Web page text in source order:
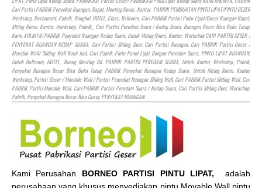
Cari Partisi PABRIK Penyekat Ruangan, Rapat, Meeting Room, Kantor, PABRIK PEMBUATAN PINTU LIPAT/PINTU GESER
Workshop, Restaurant, Pabrik, Bengkel,HOTEL, Class, Ballroom, Cari PABRIK Partisi Pintu Lipat/Geser Ruangan Rapat,
Miting Room, Kantor, Workshop, Pabrik,, Cari Partisi Peredam Suara / Kedap Suara, Ruangan Besar Bisa Buka Tutup,
Kami AHLINYA! PABRIK Penyekat Ruangan Kedap Suara, Untuk Miting Room, Kantor, Workshop CARI PARTISI GESER /
PENYEKAT RUANGAN KEDAP SUARA. Cari Partisi Sliding Door, Cari Partisi Ruangan, Cari PABRIK Partisi Geser /
Movable Wall/ Sliding Wall Kami Jual, Cari Pabrik Pintu Panel Lipat Dengan Peredam Suara, PINTU LIPAT RUANGAN,
Untuk Ballroom,HOTEL, Ruang Meeting Dll. PABRIK PARTISI PEREDAM SUARA, Untuk Kantor, Workshop, Pabrik,
Penyekat Ruangan Besar Bisa Buka Tutup, PABRIK Penyekat Ruangan Kedap Suara, Untuk Miting Room, Kantor,
Workshop, Partisi Geser / Movable Wall / Partisi Penyekat Ruangan Sliding Wall, Cari PABRIK Partisi Sliding Wall, Cari
PABRIK Partisi Movable Wall, Cari PABRIK Partisi Peredam Suara / Kedap Suara, Cari Partisi Sliding Door, Workshop,
Pabrik, Penyekat Ruangan Besar Bisa Geser, PENYEKAT RUANGAN
Kami Perusahan BORNEO PARTISI PINTU LIPAT, adalah